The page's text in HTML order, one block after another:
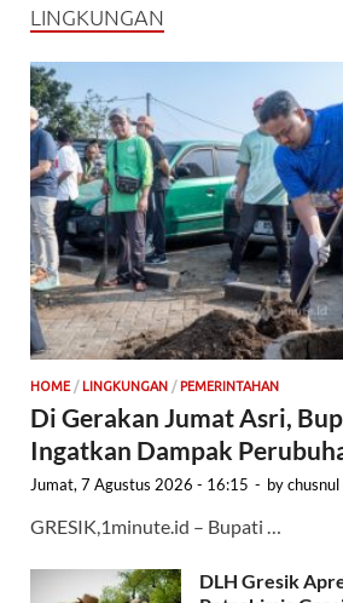
LINGKUNGAN
HOME / LINGKUNGAN / PEMERINTAHAN
Di Gerakan Jumat Asri,
Ingatkan Dampak
Jumat, 7 Agustus 2026 - 16:15 - by
GRESIK,1minute.id – Bupati …
DLH Gresik